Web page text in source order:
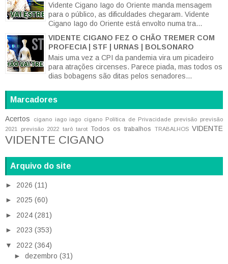
Vidente Cigano Iago do Oriente manda mensagem
para o público, as dificuldades chegaram. Vidente
Cigano Iago do Oriente está envolto numa tra...
VIDENTE CIGANO FEZ O CHÃO TREMER COM
PROFECIA | STF | URNAS | BOLSONARO
Mais uma vez a CPI da pandemia vira um picadeiro
para atrações circenses. Parece piada, mas todos os
dias bobagens são ditas pelos senadores...
Marcadores
Acertos cigano iago iago cigano Política de Privacidade previsão previsão
2021
previsão 2022 tarô tarot Todos os trabalhos TRABALHOS VIDENTE
VIDENTE CIGANO
Arquivo do site
► 2026 (11)
► 2025 (60)
► 2024 (281)
► 2023 (353)
▼ 2022 (364)
► dezembro (31)